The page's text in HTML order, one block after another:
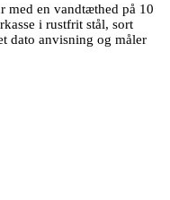
med en vandtæthed på 10
i rustfrit stål, sort
dato anvisning og måler